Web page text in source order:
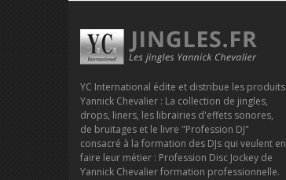
YC International édite et distribue les produits
Yannick Chevalier : La collection de jingles,
drops, liners, les librairies d'effets sonores,
de bruitages et le livre "Profession DJ"
consacré à la formation des DJs qui veulent en
faire leur métier : Profession Disc Jockey de
Yannick Chevalier formation professionnelle.